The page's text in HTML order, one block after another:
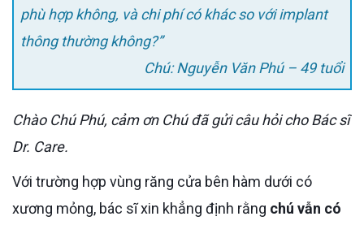
phù hợp không, và chi phí có khác so với implant
thông thường không?”
Chú: Nguyễn Văn Phú – 49 tuổi
Chào Chú Phú, cảm ơn Chú đã gửi câu hỏi cho Bác sĩ
Dr. Care.
Với trường hợp vùng răng cửa bên hàm dưới có
xương mỏng, bác sĩ xin khẳng định rằng chú vẫn có